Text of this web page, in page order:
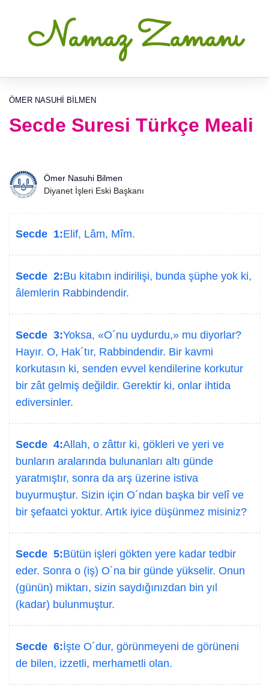
Namaz Zamanı
ÖMER NASUHI BILMEN
Secde Suresi Türkçe Meali
Ömer Nasuhi Bilmen
Diyanet İşleri Eski Başkanı
Secde 1:Elif, Lâm, Mîm.
Secde 2:Bu kitabın indirilişi, bunda şüphe yok ki,
âlemlerin Rabbindendir.
Secde 3:Yoksa, «O´nu uydurdu,» mu diyorlar?
Hayır. O, Hak´tır, Rabbindendir. Bir kavmi
korkutasın ki, senden evvel kendilerine korkutur
bir zât gelmiş değildir. Gerektir ki, onlar ihtida
ediversinler.
Secde 4:Allah, o zâttır ki, gökleri ve yeri ve
bunların aralarında bulunanları altı günde
yaratmıştır, sonra da arş üzerine istiva
buyurmuştur. Sizin için O´ndan başka bir velî ve
bir şefaatci yoktur. Artık iyice düşünmez misiniz?
Secde 5:Bütün işleri gökten yere kadar tedbir
eder. Sonra o (iş) O´na bir günde yükselir. Onun
(günün) miktarı, sizin saydığınızdan bin yıl
(kadar) bulunmuştur.
Secde 6:İşte O´dur, görünmeyeni de görüneni
de bilen, izzetli, merhametli olan.